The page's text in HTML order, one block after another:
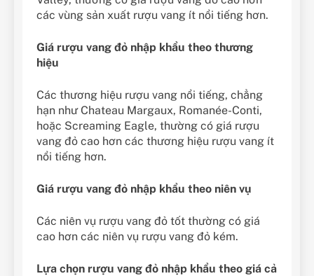
các vùng sản xuất rượu vang ít nổi tiếng hơn.
Giá rượu vang đỏ nhập khẩu theo thương
hiệu
Các thương hiệu rượu vang nổi tiếng, chẳng
hạn như Chateau Margaux, Romanée-Conti,
hoặc Screaming Eagle, thường có giá rượu
vang đỏ cao hơn các thương hiệu rượu vang ít
nổi tiếng hơn.
Giá rượu vang đỏ nhập khẩu theo niên vụ
Các niên vụ rượu vang đỏ tốt thường có giá
cao hơn các niên vụ rượu vang đỏ kém.
Lựa chọn rượu vang đỏ nhập khẩu theo giá cả